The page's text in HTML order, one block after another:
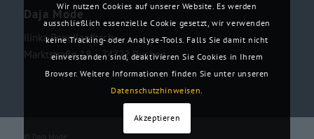
Daja Mode
Ilinka Ronellenfitsch
Marktstraße 18・74722 Buchen
© Daja Mode
Wir nutzen Cookies auf unserer Website. Es werden
ausschließlich essenzielle Cookie gesetzt, wir verwenden
keine Tracking- oder Analyse-Tools. Falls Sie damit nicht
einverstanden sind, deaktivieren Sie Cookies in Ihrem
Browser. Weitere Informationen finden Sie unter unseren
Datenschutzhinweisen.
Akzeptieren